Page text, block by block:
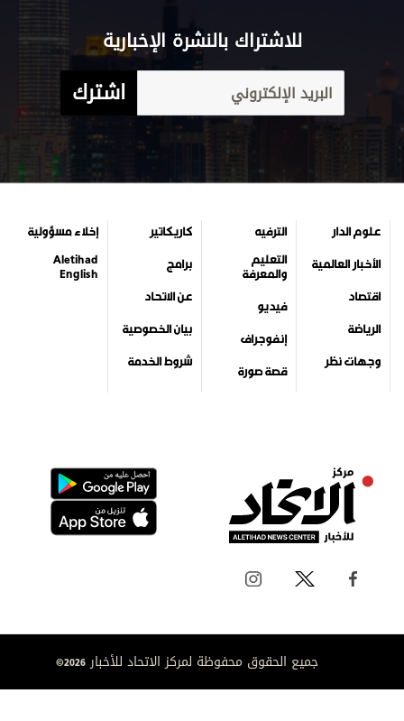
للاشتراك بالنشرة الإخبارية
اشترك
علوم الدار
الأخبار العالمية
اقتصاد
الرياضة
وجهات نظر
الترفيه
التعليم
والمعرفة
فيديو
إنفوجراف
قصة صورة
كاريكاتير
برامج
عن الاتحاد
بيان الخصوصية
شروط الخدمة
إخلاء مسؤولية
Aletihad
English
جميع الحقوق محفوظة لمركز الاتحاد للأخبار 2026©